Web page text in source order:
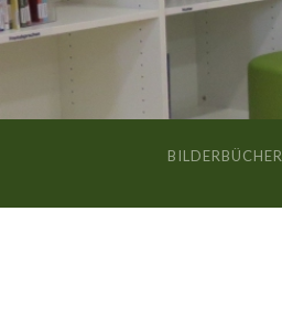
BILDERBÜCHER